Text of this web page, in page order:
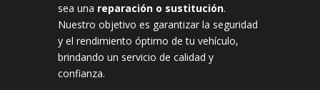
sea una reparación o sustitución.
Nuestro objetivo es garantizar la seguridad
y el rendimiento óptimo de tu vehículo,
brindando un servicio de calidad y
confianza.